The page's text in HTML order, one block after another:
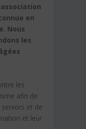
association
en
Nous
les
les
afin de
et de
et leur